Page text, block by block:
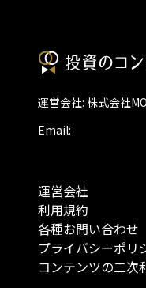
運営会社: 株式会社
Email:
運営会社
利用規約
各種お問い合わせ
プライバシーポリ
コンテンツの二次